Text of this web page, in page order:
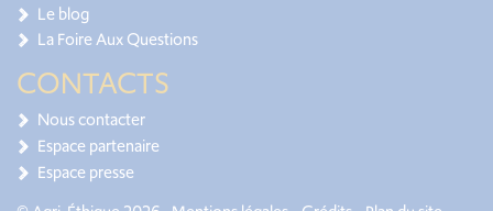
Le blog
La Foire Aux Questions
CONTACTS
Nous contacter
Espace partenaire
Espace presse